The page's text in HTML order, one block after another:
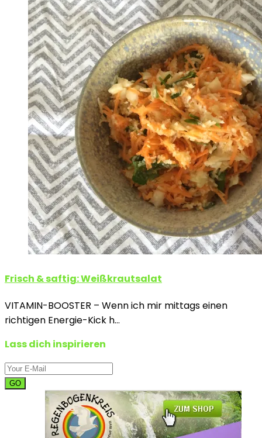
Frisch & saftig: Weißkrautsalat
VITAMIN-BOOSTER – Wenn ich mir mittags einen
richtigen Energie-Kick h…
Lass dich inspirieren
GO